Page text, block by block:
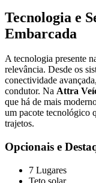
Tecnologia e
Embarcada
A tecnologia presente
relevância. Desde os
conectividade
condutor. Na Attra
que há de mais
um pacote tecnológico
trajetos.
Opcionais e
7 Lugares
Teto solar